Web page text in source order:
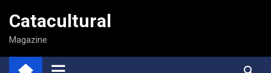
contenido
Catacultural
Magazine